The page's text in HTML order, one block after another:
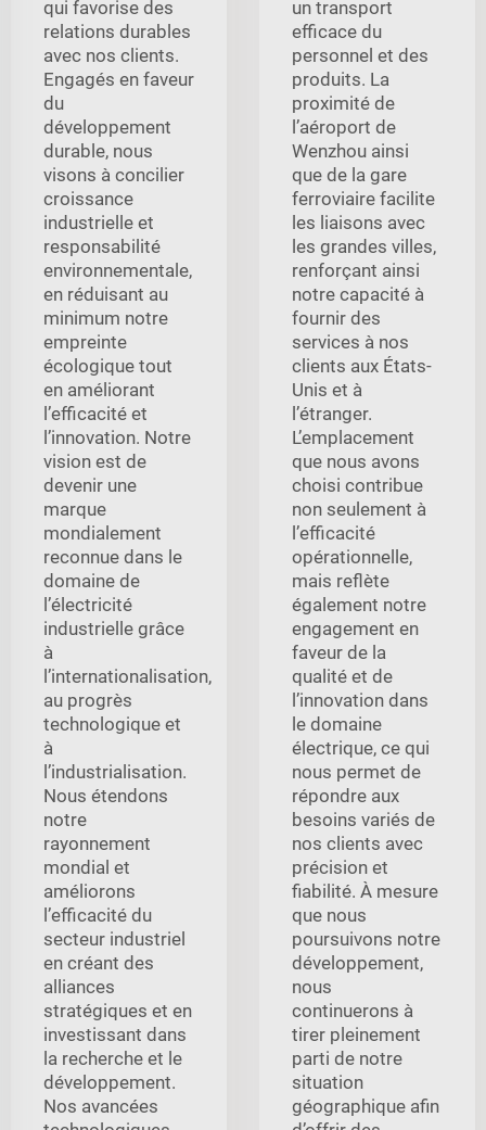
qui favorise des
relations durables
avec nos clients.
Engagés en faveur
du
développement
durable, nous
visons à concilier
croissance
industrielle et
responsabilité
environnementale,
en réduisant au
minimum notre
empreinte
écologique tout
en améliorant
l’efficacité et
l’innovation. Notre
vision est de
devenir une
marque
mondialement
reconnue dans le
domaine de
l’électricité
industrielle grâce
à
l’internationalisation,
au progrès
technologique et
à
l’industrialisation.
Nous étendons
notre
rayonnement
mondial et
améliorons
l’efficacité du
secteur industriel
en créant des
alliances
stratégiques et en
investissant dans
la recherche et le
développement.
Nos avancées
un transport
efficace du
personnel et des
produits. La
proximité de
l’aéroport de
Wenzhou ainsi
que de la gare
ferroviaire facilite
les liaisons avec
les grandes villes,
renforçant ainsi
notre capacité à
fournir des
services à nos
clients aux États-
Unis et à
l’étranger.
L’emplacement
que nous avons
choisi contribue
non seulement à
l’efficacité
opérationnelle,
mais reflète
également notre
engagement en
faveur de la
qualité et de
l’innovation dans
le domaine
électrique, ce qui
nous permet de
répondre aux
besoins variés de
nos clients avec
précision et
fiabilité. À mesure
que nous
poursuivons notre
développement,
nous
continuerons à
tirer pleinement
parti de notre
situation
géographique afin